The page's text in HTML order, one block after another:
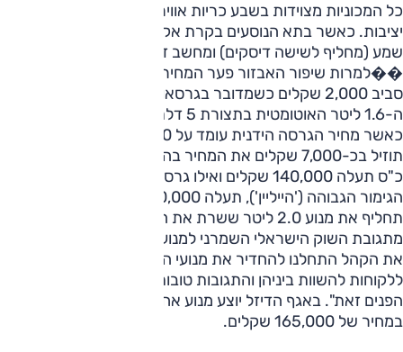
כל המכוניות מצוידות בשבע כריות אוויר (אחת לרגלי הנהג)
יציבות. כאשר בתא הנוסעים בקרת אקלים מפוצלת חדשה,
שמע (מחליף לשישה דיסקים) ומחשב דרך.
��למרות שיפור האבזור פער המחיר בין הדגם החדש לקודמו
סביב 2,000 שקלים כשמדובר בגרסאות קרובות. מחיר הבסיס
תחליף את מנוע 2.0 ליטר ששרת את הגולף היוצאת. להב
ללקוחות להשוות ביניהן והתגובות טובות. אני חושב שהצרכן
במחיר של 165,000 שקלים.